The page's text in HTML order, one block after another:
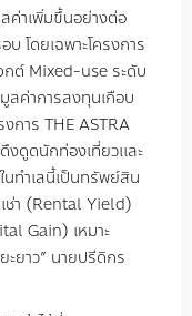
ค่าเพิ่มขึ้นอย่างต่อ
โดยเฉพาะโครงการ
กต์ Mixed-use ระดับ
ลค่าการลงทุนเกือบ
การ THE ASTRA
งดูดนักท่องเที่ยวและ
นทำเลนี้เป็นทรัพย์สิน
า (Rental Yield)
Gain) เหมาะ
ะยาว” นายปรีดิกร